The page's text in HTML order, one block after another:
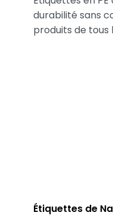
durabilité sans
produits de tous
Étiquettes de